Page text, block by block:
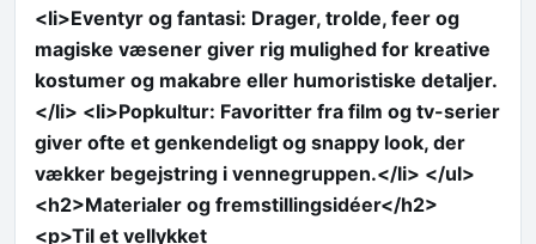
<li>Eventyr og fantasi: Drager, trolde, feer og
magiske væsener giver rig mulighed for kreative
kostumer og makabre eller humoristiske detaljer.
</li> <li>Popkultur: Favoritter fra film og tv-serier
giver ofte et genkendeligt og snappy look, der
vækker begejstring i vennegruppen.</li> </ul>
<h2>Materialer og fremstillingsidéer</h2>
<p>Til et vellykket